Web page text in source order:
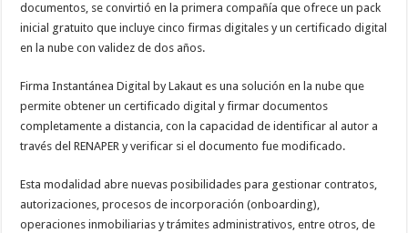
documentos, se convirtió en la primera compañía que ofrece un pack
inicial gratuito que incluye cinco firmas digitales y un certificado digital
en la nube con validez de dos años.
Firma Instantánea Digital by Lakaut es una solución en la nube que
permite obtener un certificado digital y firmar documentos
completamente a distancia, con la capacidad de identificar al autor a
través del RENAPER y verificar si el documento fue modificado.
Esta modalidad abre nuevas posibilidades para gestionar contratos,
autorizaciones, procesos de incorporación (onboarding),
operaciones inmobiliarias y trámites administrativos, entre otros, de